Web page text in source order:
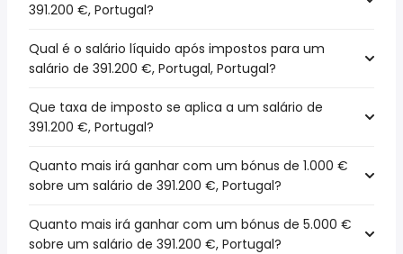
391.200 €, Portugal?
Qual é o salário líquido após impostos para um
salário de 391.200 €, Portugal, Portugal?
Que taxa de imposto se aplica a um salário de
391.200 €, Portugal?
Quanto mais irá ganhar com um bónus de 1.000 €
sobre um salário de 391.200 €, Portugal?
Quanto mais irá ganhar com um bónus de 5.000 €
sobre um salário de 391.200 €, Portugal?